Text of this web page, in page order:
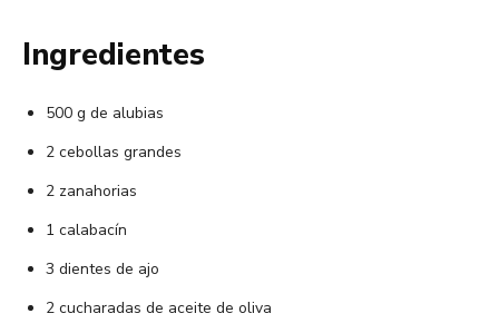
Ingredientes
500 g de alubias
2 cebollas grandes
2 zanahorias
1 calabacín
3 dientes de ajo
2 cucharadas de aceite de oliva